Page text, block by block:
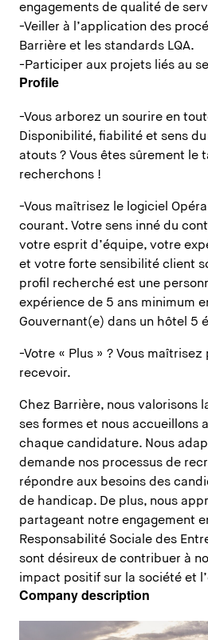
engagements de qualité de
-Veiller à l’application des
Barrière et les standards LQA.
-Participer aux projets liés au
Profile
-Vous arborez un sourire en
Disponibilité, fiabilité et sens
atouts ? Vous êtes sûrement le
recherchons !
-Vous maîtrisez le logiciel
courant. Votre sens inné du
votre esprit d’équipe, votre
et votre forte sensibilité client
profil recherché est une
expérience de 5 ans minimum
Gouvernant(e) dans un hôtel 5
-Votre « Plus » ? Vous
recevoir.
Chez Barrière, nous valorisons
ses formes et nous accueillons
chaque candidature. Nous
demande nos processus de
répondre aux besoins des
de handicap. De plus, nous
partageant notre engagement
Responsabilité Sociale des
sont désireux de contribuer à
impact positif sur la société et
Company description